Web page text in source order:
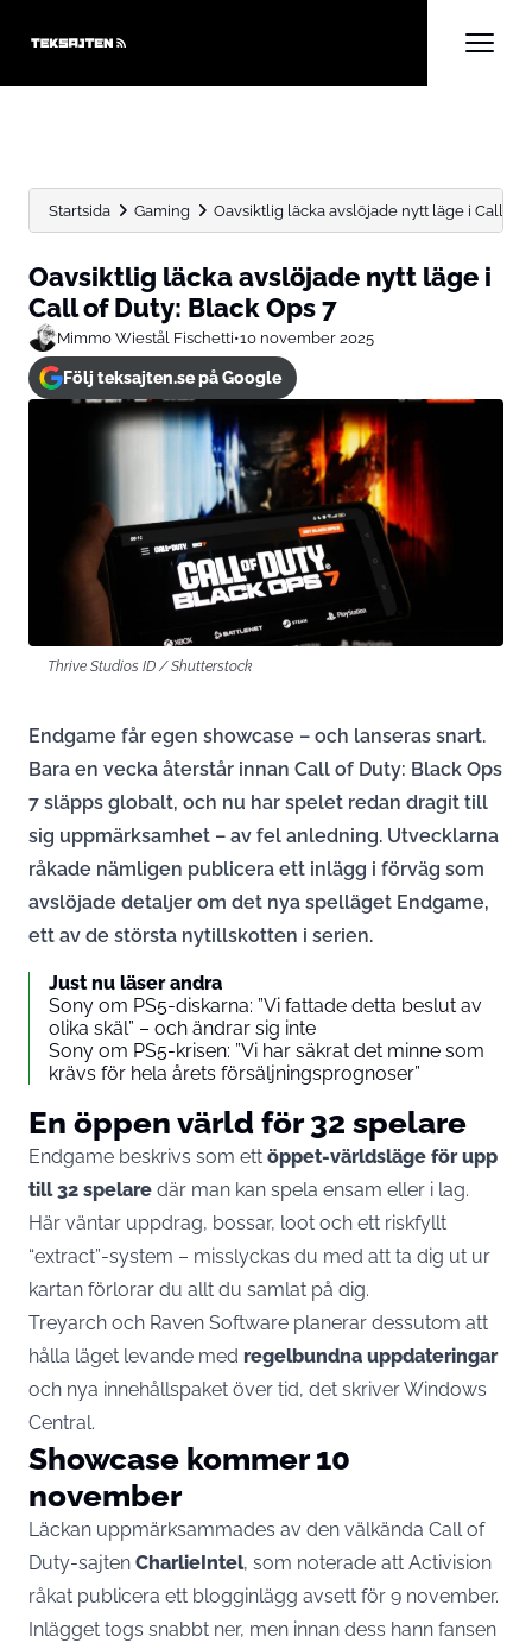
Startsida Gaming Oavsiktlig läcka avslöjade nytt läge i Call of
Oavsiktlig läcka avslöjade nytt läge i
Call of Duty: Black Ops 7
Mimmo Wiestål Fischetti•10 november 2025
Följ teksajten.se på Google
Thrive Studios ID / Shutterstock
Endgame får egen showcase – och lanseras snart.
Bara en vecka återstår innan Call of Duty: Black Ops
7 släpps globalt, och nu har spelet redan dragit till
sig uppmärksamhet – av fel anledning. Utvecklarna
råkade nämligen publicera ett inlägg i förväg som
avslöjade detaljer om det nya spelläget Endgame,
ett av de största nytillskotten i serien.
Just nu läser andra
Sony om PS5-diskarna: ”Vi fattade detta beslut av
olika skäl” – och ändrar sig inte
Sony om PS5-krisen: ”Vi har säkrat det minne som
krävs för hela årets försäljningsprognoser”
En öppen värld för 32 spelare
Endgame beskrivs som ett öppet-världsläge för upp
till 32 spelare där man kan spela ensam eller i lag.
Här väntar uppdrag, bossar, loot och ett riskfyllt
“extract”-system – misslyckas du med att ta dig ut ur
kartan förlorar du allt du samlat på dig.
Treyarch och Raven Software planerar dessutom att
hålla läget levande med regelbundna uppdateringar
och nya innehållspaket över tid, det skriverWindows
Central.
Showcase kommer 10
november
Läckan uppmärksammades av den välkända Call of
Duty-sajten CharlieIntel, som noterade att Activision
råkat publicera ett blogginlägg avsett för 9 november.
Inlägget togs snabbt ner, men innan dess hann fansen